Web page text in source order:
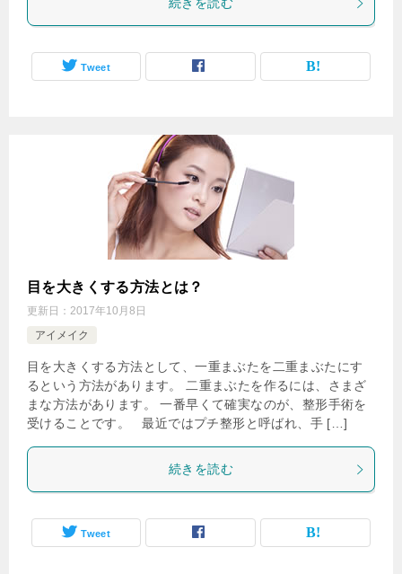
Tweet
目を大きくする方法とは？
更新日： 2017年10月8日
アイメイク
目を大きくする方法として、一重まぶたを二重まぶたにす
るという方法があります。 二重まぶたを作るには、さまざ
まな方法があります。 一番早くて確実なのが、整形手術を
受けることです。 最近ではプチ整形と呼ばれ、手 […]
続きを読む
Tweet